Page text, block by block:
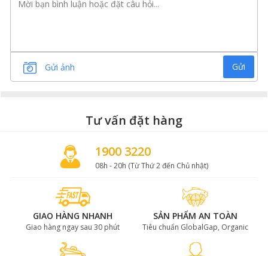
Gửi ảnh Gửi
Tư vấn đặt hàng
1900 3220
08h - 20h (Từ Thứ 2 đến Chủ nhật)
GIAO HÀNG NHANH
Giao hàng ngay sau 30 phút
SẢN PHẨM AN TOÀN
Tiêu chuẩn GlobalGap, Organic